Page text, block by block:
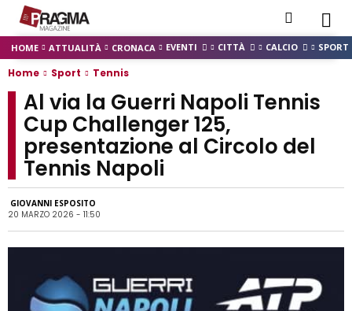
HOME ATTUALITÀ CRONACA EVENTI CITTÀ CALCIO SPORT
Home Sport Tennis
Al via la Guerri Napoli Tennis
Cup Challenger 125,
presentazione al Circolo del
Tennis Napoli
GIOVANNI ESPOSITO
20 MARZO 2026 - 11:50